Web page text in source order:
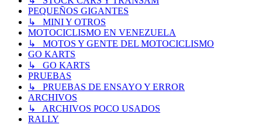
PEQUEÑOS GIGANTES
↳ MINI Y OTROS
MOTOCICLISMO EN VENEZUELA
↳ MOTOS Y GENTE DEL MOTOCICLISMO
GO KARTS
↳ GO KARTS
PRUEBAS
↳ PRUEBAS DE ENSAYO Y ERROR
ARCHIVOS
↳ ARCHIVOS POCO USADOS
RALLY